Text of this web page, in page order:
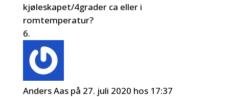
kjøleskapet/4grader ca eller i
romtemperatur?
Anders Aas på 27. juli 2020 hos 17:37